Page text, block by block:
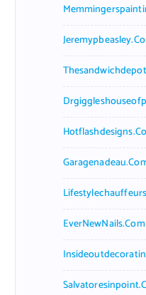
EverNewNails.com